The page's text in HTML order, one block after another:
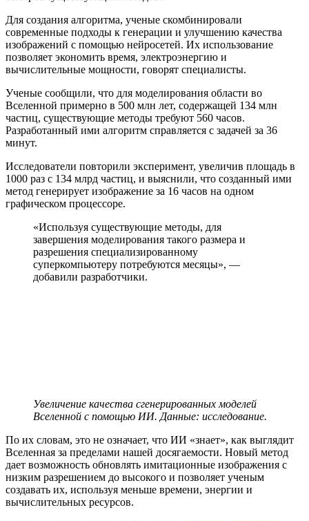
Для создания алгоритма, ученые скомбинировали
современные подходы к генерации и улучшению качества
изображений с помощью нейросетей. Их использование
позволяет экономить время, электроэнергию и
вычислительные мощности, говорят специалисты.
Ученые сообщили, что для моделирования области во
Вселенной примерно в 500 млн лет, содержащей 134 млн
частиц, существующие методы требуют 560 часов.
Разработанный ими алгоритм справляется с задачей за 36
минут.
Исследователи повторили эксперимент, увеличив площадь в
1000 раз с 134 млрд частиц, и выяснили, что созданный ими
метод генерирует изображение за 16 часов на одном
графическом процессоре.
«Используя существующие методы, для
завершения моделирования такого размера и
разрешения специализированному
суперкомпьютеру потребуются месяцы», —
добавили разработчики.
Увеличение качества сгенерированных моделей
Вселенной с помощью ИИ. Данные: исследование.
По их словам, это не означает, что ИИ «знает», как выглядит
Вселенная за пределами нашей досягаемости. Новый метод
дает возможность обновлять имитационные изображения с
низким разрешением до высокого и позволяет ученым
создавать их, используя меньше времени, энергии и
вычислительных ресурсов.